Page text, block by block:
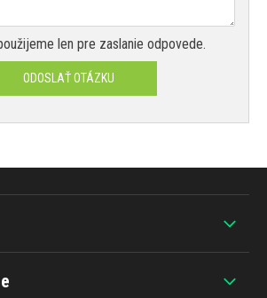
len pre zaslanie odpovede.
ODOSLAŤ OTÁZKU